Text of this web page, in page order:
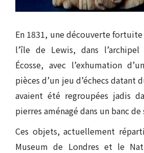
En 1831, une découverte
l’île de Lewis, dans
Écosse, avec l’exhumation
pièces d’un jeu d’échecs datant
avaient été regroupées jadis
pierres aménagé dans un banc
Ces objets, actuellement
Museum de Londres et le